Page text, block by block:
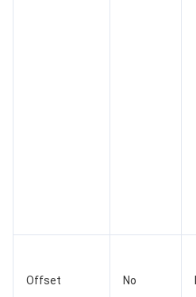
Offset No